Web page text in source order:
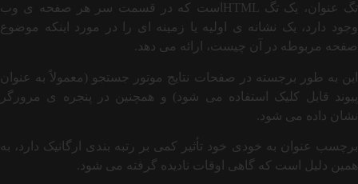
تگ عنوان، یک تگ HTMLاست که در قسمت سر هر صفحه ی وب
وجود دارد، یک نشانه ی اولیه یا زمینه ای را در مورد اینکه موضوع
صفحه مربوطه در آن چیست، ارائه می دهد.
این به طور برجسته در صفحات نتایج موتور جستجو (معمولاً به عنوان
پیوند قابل کلیک استفاده می شود) و همچنین در پنجره ی مرورگر
نشان داده می شود.
برچسب عنوان به خودی خود تأثیر کمی بر رتبه بندی ارگانیک دارد، به
همین دلیل است که گاهی اوقات نادیده گرفته می شود.